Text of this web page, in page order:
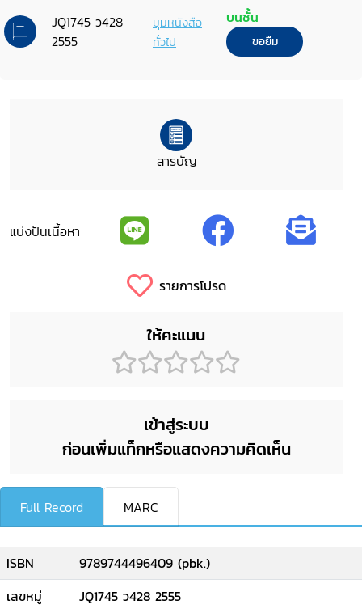
JQ1745 ว428
2555
มุมหนังสือ
ทั่วไป
บนชั้น
ขอยืม
สารบัญ
แบ่งปันเนื้อหา
รายการโปรด
ให้คะแนน
เข้าสู่ระบบ
ก่อนเพิ่มแท็กหรือแสดงความคิดเห็น
Full Record MARC
ISBN
9789744496409 (pbk.)
เลขหมู่
JQ1745 ว428 2555